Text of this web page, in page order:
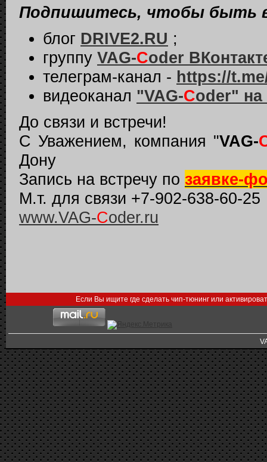
Подпишитесь, чтобы быть в
блог DRIVE2.RU ;
группу VAG-Coder
телеграм-канал - https://
видеоканал "VAG-Coder" на
До связи и встречи!
С Уважением, компания "VAG-
Дону
Запись на встречу по заявке-
М.т. для связи +7-902-638-60-25
www.VAG-Coder.ru
Если Вы ищите где сделать чип-тюнинг или